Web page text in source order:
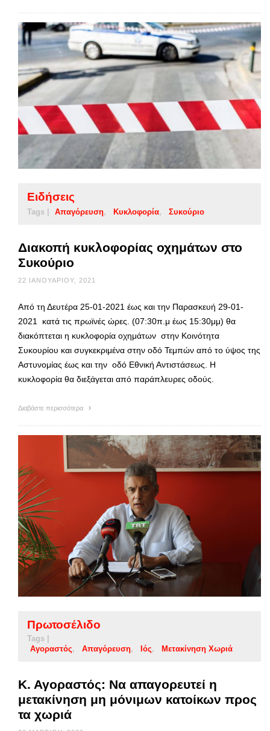
Ειδήσεις
Tags | Απαγόρευση Κυκλοφορία Συκούριο
Διακοπή κυκλοφορίας οχημάτων στο
Συκούριο
22 ΙΑΝΟΥΑΡΊΟΥ, 2021
Από τη Δευτέρα 25-01-2021 έως και την Παρασκευή 29-01-
2021 κατά τις πρωϊνές ώρες. (07:30π.μ έως 15:30μμ) θα
διακόπτεται η κυκλοφορία οχημάτων στην Κοινότητα
Συκουρίου και συγκεκριμένα στην οδό Τεμπών από το ύψος της
Αστυνομίας έως και την οδό Εθνική Αντιστάσεως. Η
κυκλοφορία θα διεξάγεται από παράπλευρες οδούς.
Διαβάστε περισσότερα
Πρωτοσέλιδο
Tags |
Αγοραστός
Απαγόρευση Ιός Μετακίνηση Χωριά
Κ. Αγοραστός: Να απαγορευτεί η
μετακίνηση μη μόνιμων κατοίκων προς
τα χωριά